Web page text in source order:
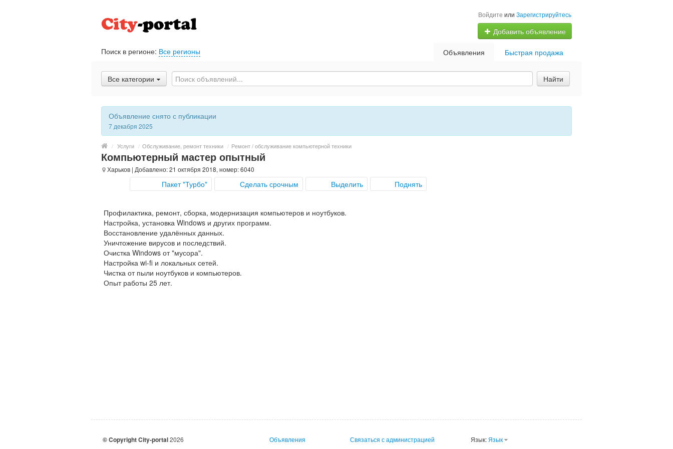
Войдите или Зарегистрируйтесь
Добавить объявление
Поиск в регионе: Все регионы Быстрая продажа
Объявления
Все категории Найти
Объявление снято с публикации
7 декабря 2025
/ Услуги / Обслуживание, ремонт техники / Ремонт / обслуживание компьютерной техники
Компьютерный мастер опытный
Харьков | Добавлено: 21 октября 2018, номер: 6040
Пакет "Турбо" Сделать срочным Выделить Поднять
Профилактика, ремонт, сборка, модернизация компьютеров и ноутбуков.
Настройка, установка Windows и других программ.
Восстановление удалённых данных.
Уничтожение вирусов и последствий.
Очистка Windows от "мусора".
Настройка wi-fi и локальных сетей.
Чистка от пыли ноутбуков и компьютеров.
Опыт работы 25 лет.
© Copyright City-portal2026 Объявления Связаться с администрацией Язык: Язык